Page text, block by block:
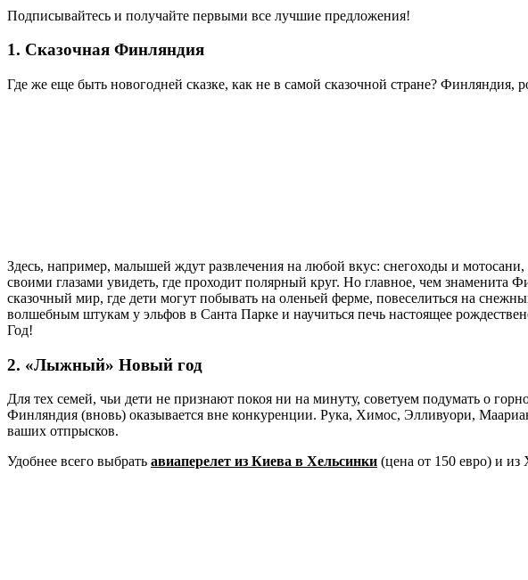
Подписывайтесь и получайте первыми все лучшие предложения!
1. Сказочная Финляндия
Где же еще быть новогодней сказке, как не в самой сказочной стране?
Здесь, например, малышей ждут развлечения на любой вкус: снегоходы и
своими глазами увидеть, где проходит полярный круг. Но главное, чем
сказочный мир, где дети могут побывать на оленьей ферме, повеселиться на
волшебным штукам у эльфов в Санта Парке и научиться печь настоящее
Год!
2. «Лыжный» Новый год
Для тех семей, чьи дети не признают покоя ни на минуту, советуем подумать о
Финляндия (вновь) оказывается вне конкуренции. Рука, Химос, Элливуори,
ваших отпрысков.
Удобнее всего выбрать авиаперелет из Киева в Хельсинки (цена от 150 евро) и из